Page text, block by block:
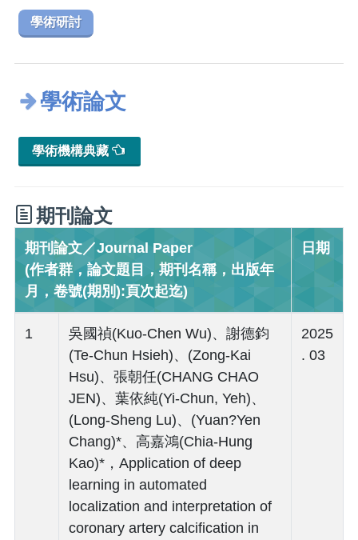
學術研討
學術論文
學術機構典藏
期刊論文
期刊論文／Journal Paper
(作者群，論文題目，期刊名稱，出版年
月，卷號(期別):頁次起迄)
日期
1
吳國禎(Kuo-Chen Wu)、謝德鈞
(Te-Chun Hsieh)、(Zong-Kai
Hsu)、張朝任(CHANG CHAO
JEN)、葉依純(Yi-Chun, Yeh)、
(Long-Sheng Lu)、(Yuan?Yen
Chang)*、高嘉鴻(Chia-Hung
Kao)*，Application of deep
learning in automated
localization and interpretation of
coronary artery calcification in
2025
. 03